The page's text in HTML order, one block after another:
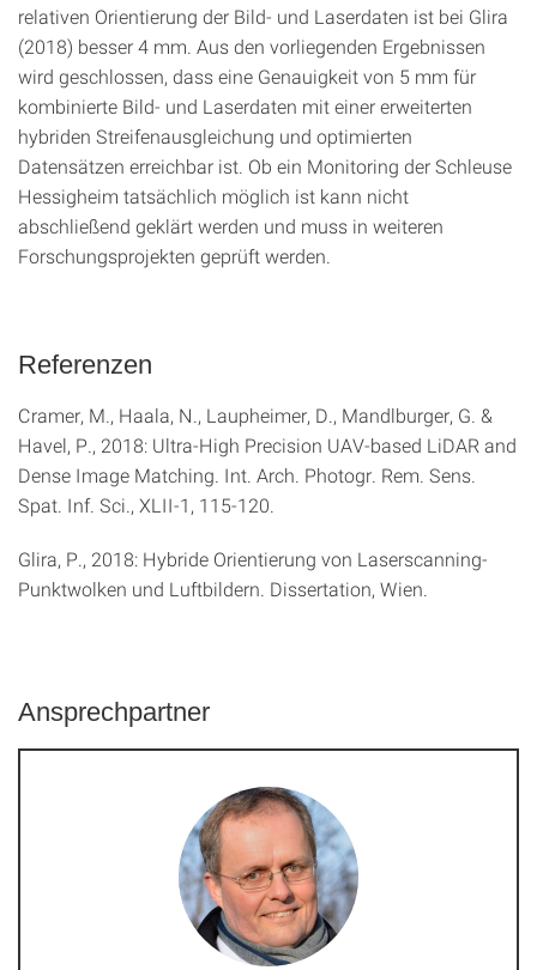
relativen Orientierung der Bild‑ und Laserdaten ist bei Glira
(2018) besser 4 mm. Aus den vorliegenden Ergebnissen
wird geschlossen, dass eine Genauigkeit von 5 mm für
kombinierte Bild- und Laserdaten mit einer erweiterten
hybriden Streifenausgleichung und optimierten
Datensätzen erreichbar ist. Ob ein Monitoring der Schleuse
Hessigheim tatsächlich möglich ist kann nicht
abschließend geklärt werden und muss in weiteren
Forschungsprojekten geprüft werden.
Referenzen
Cramer, M., Haala, N., Laupheimer, D., Mandlburger, G. &
Havel, P., 2018: Ultra-High Precision UAV-based LiDAR and
Dense Image Matching. Int. Arch. Photogr. Rem. Sens.
Spat. Inf. Sci., XLII-1, 115-120.
Glira, P., 2018: Hybride Orientierung von Laserscanning-
Punktwolken und Luftbildern. Dissertation, Wien.
Ansprechpartner